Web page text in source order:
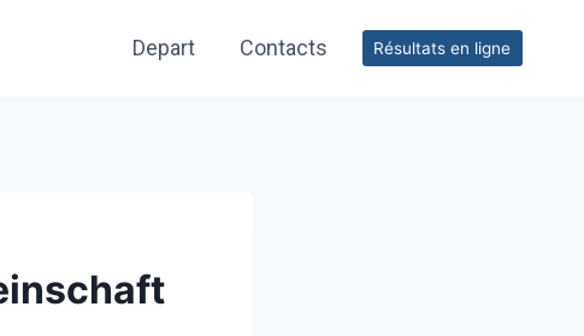
Depart Contacts Résultats en ligne